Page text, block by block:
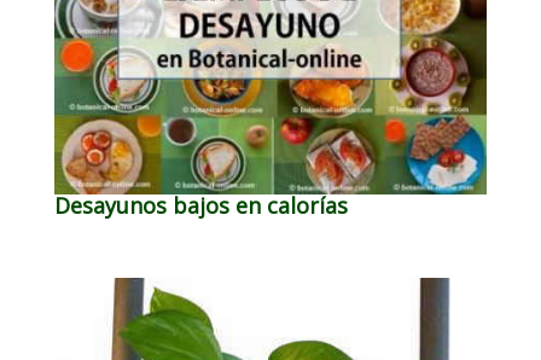
Desayunos bajos en calorías